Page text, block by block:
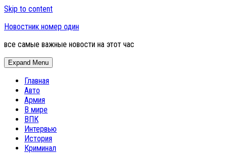
Skip to content
Новостник номер один
все самые важные новости на этот час
Expand Menu
Главная
Авто
Армия
В мире
ВПК
Интервью
История
Криминал